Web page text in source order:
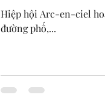
Hiệp hội Arc-en-ciel
đường phố,...